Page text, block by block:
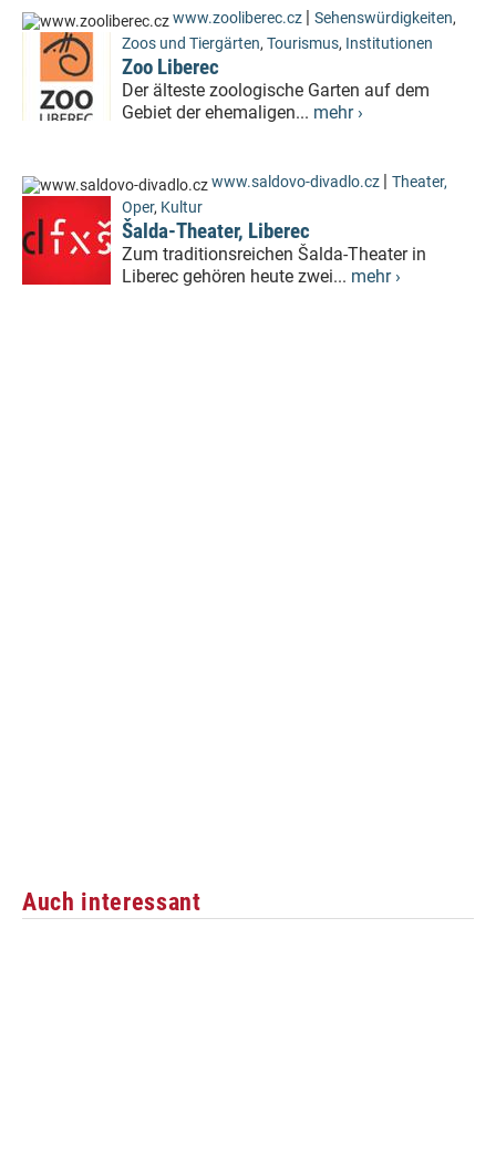
www.zooliberec.cz Sehenswürdigkeiten,
Zoos und Tiergärten, Tourismus, Institutionen
Zoo Liberec
Der älteste zoologische Garten auf dem
Gebiet der ehemaligen... mehr ›
www.saldovo-divadlo.cz
Theater,
Oper, Kultur
Šalda-Theater, Liberec
Zum traditionsreichen Šalda-Theater in
Liberec gehören heute zwei... mehr ›
Auch interessant